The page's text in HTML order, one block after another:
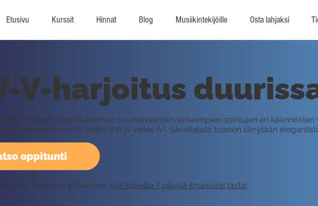
Etusivu Kurssit Hinnat Blog Musiikintekijöille Osta lahjaksi
oppitunti
V-harjoitus
edelleen harjoittelemme duurisävellajien tärkeimpien sointujen eri
ovat ensimmäinen (I), neljäs (IV) ja viides (V). Sävellajista toiseen siirrytään
Rockway palveluun. Voit kokeilla 7 päivää ilmaiseksi tästä!